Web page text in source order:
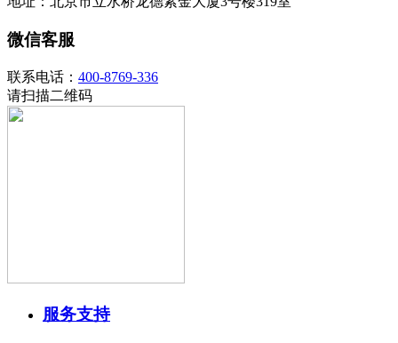
微信客服
联系电话： 400-8769-336
请扫描二维码
服务支持